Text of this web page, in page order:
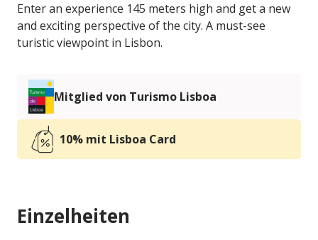
Enter an experience 145 meters high and get a new
and exciting perspective of the city. A must-see
turistic viewpoint in Lisbon.
Mitglied von Turismo Lisboa
10% mit Lisboa Card
Einzelheiten